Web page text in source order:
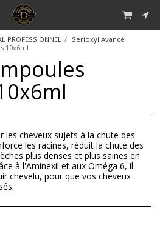
PROFESSIONNEL
Serioxyl Avancé
10x6ml
les cheveux sujets à la chute des
les racines, réduit la chute des
plus denses et plus saines en
à l'Aminexil et aux Oméga 6, il
chevelu, pour que vos cheveux